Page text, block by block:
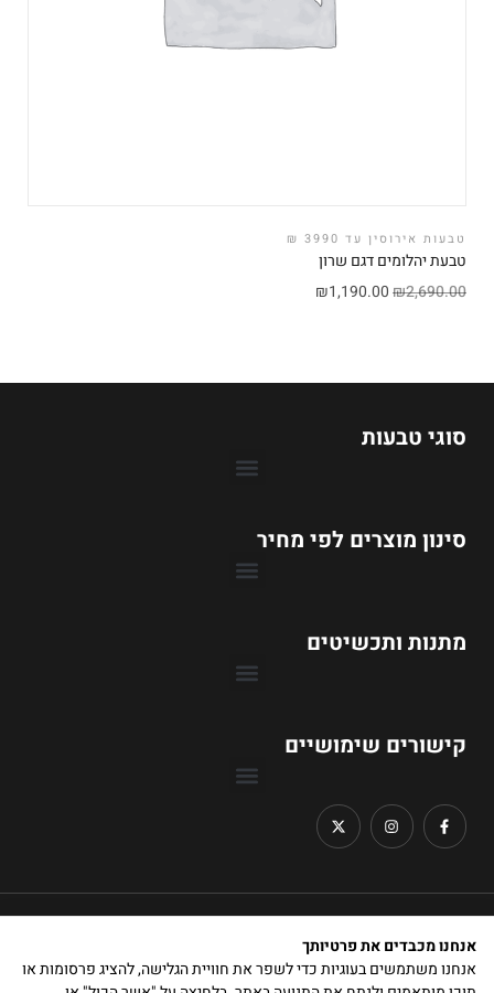
טבעות אירוסין עד 3990 ₪
טבעת יהלומים דגם שרון
₪2,690.00
₪1,190.00
סוגי טבעות
סינון מוצרים לפי מחיר
מתנות ותכשיטים
קישורים שימושיים
כל הזכויות שמורות © תכשיטי ג'ולורי
אנחנו מכבדים את פרטיותך
אנחנו משתמשים בעוגיות כדי לשפר את חוויית הגלישה, להציג פרסומות או